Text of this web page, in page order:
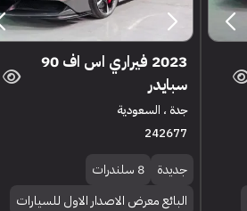
2023 فيراري اس اف 90
سبايدر
جدة ، السعودية
242677
جديدة
8 سلندرات
البائع معرض الاصدار الاول للسيارات